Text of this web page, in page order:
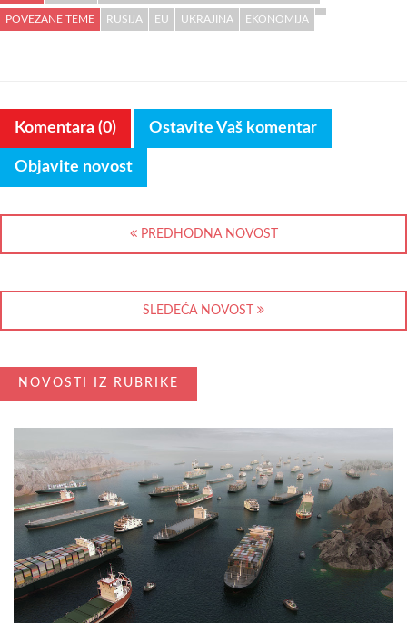
POVEZANE TEME RUSIJA EU UKRAJINA EKONOMIJA
Komentara (0) Ostavite Vaš komentar
Objavite novost
PREDHODNA NOVOST
SLEDEĆA NOVOST
NOVOSTI IZ RUBRIKE